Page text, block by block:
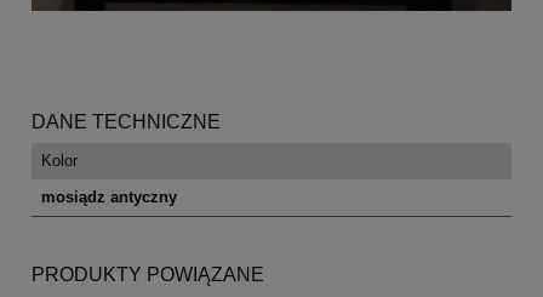
DANE TECHNICZNE
Kolor
mosiądz antyczny
PRODUKTY POWIĄZANE